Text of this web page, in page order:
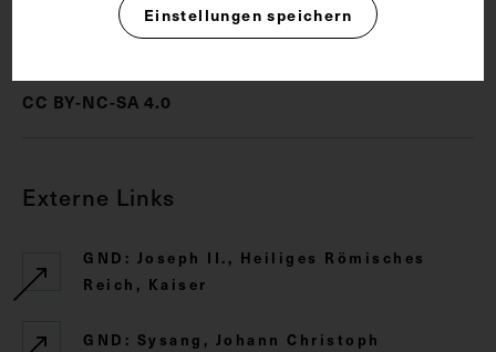
CC BY-NC-SA 4.0
Externe Links
GND: Joseph II., Heiliges Römisches
Reich, Kaiser
GND: Sysang, Johann Christoph
Einstellungen speichern